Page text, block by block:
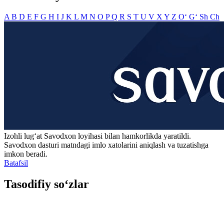
A B D E F G H I J K L M N O PQ R S T U V X Y Z O‘ G‘ Sh Ch
Izohli lugʻat Savodxon loyihasi bilan hamkorlikda yaratildi.
Savodxon dasturi matndagi imlo xatolarini aniqlash va tuzatishga
imkon beradi.
Batafsil
Tasodifiy so‘zlar